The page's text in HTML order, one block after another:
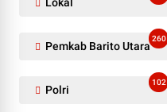
Pemkab Barito Utara
260
Polri
102